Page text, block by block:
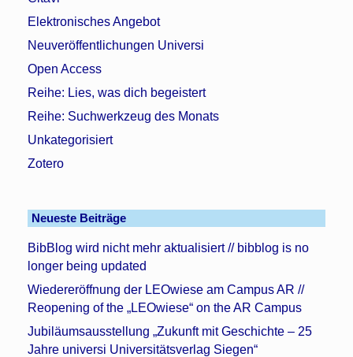
Elektronisches Angebot
Neuveröffentlichungen Universi
Open Access
Reihe: Lies, was dich begeistert
Reihe: Suchwerkzeug des Monats
Unkategorisiert
Zotero
Neueste Beiträge
BibBlog wird nicht mehr aktualisiert // bibblog is no
longer being updated
Wiedereröffnung der LEOwiese am Campus AR //
Reopening of the „LEOwiese“ on the AR Campus
Jubiläumsausstellung „Zukunft mit Geschichte – 25
Jahre universi Universitätsverlag Siegen“